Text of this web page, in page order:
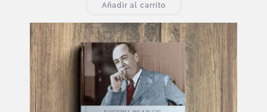
Añadir al carrito